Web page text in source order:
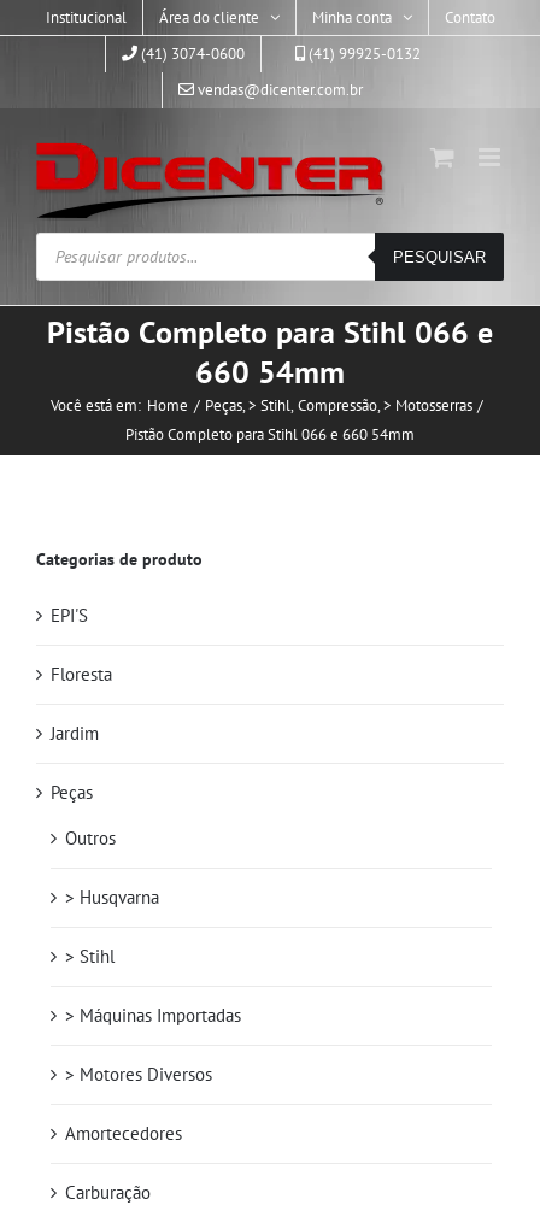
Institucional Área do cliente Minha conta
Contato
(41) 3074-0600
(41) 99925-0132
vendas@dicenter.com.br
Pesquisar
produtos
PESQUISAR
Pistão Completo para Stihl 066 e
660 54mm
Você está em: Home Peças > Stihl Compressão > Motosserras
Pistão Completo para Stihl 066 e 660 54mm
Categorias de produto
EPI'S
Floresta
Jardim
Peças
Outros
> Husqvarna
> Stihl
> Máquinas Importadas
> Motores Diversos
Amortecedores
Carburação